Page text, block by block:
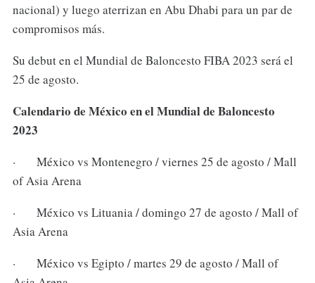
nacional) y luego aterrizan en Abu Dhabi para un par de
compromisos más.
Su debut en el Mundial de Baloncesto FIBA 2023 será el
25 de agosto.
Calendario de México en el Mundial de Baloncesto
2023
· México vs Montenegro / viernes 25 de agosto / Mall
of Asia Arena
· México vs Lituania / domingo 27 de agosto / Mall of
Asia Arena
· México vs Egipto / martes 29 de agosto / Mall of